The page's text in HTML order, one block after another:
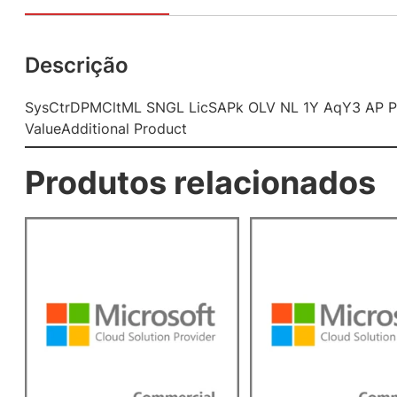
Descrição
SysCtrDPMCltML SNGL LicSAPk OLV NL 1Y AqY3 AP
ValueAdditional Product
Produtos relacionados